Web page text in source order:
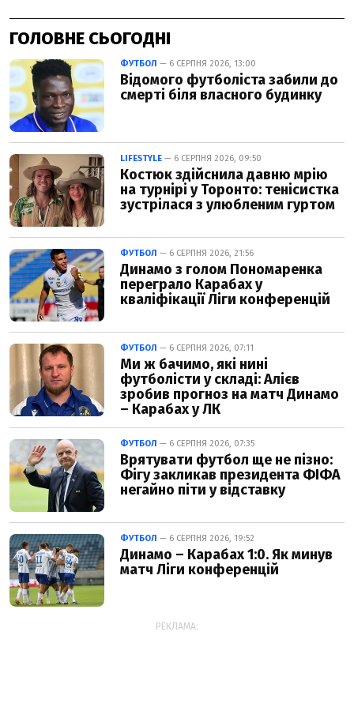
ГОЛОВНЕ СЬОГОДНІ
ФУТБОЛ — 6 СЕРПНЯ 2026, 13:00
Відомого футболіста забили до
смерті біля власного будинку
LIFESTYLE — 6 СЕРПНЯ 2026, 09:50
Костюк здійснила давню мрію
на турнірі у Торонто: тенісистка
зустрілася з улюбленим гуртом
ФУТБОЛ — 6 СЕРПНЯ 2026, 21:56
Динамо з голом Пономаренка
переграло Карабах у
кваліфікації Ліги конференцій
ФУТБОЛ — 6 СЕРПНЯ 2026, 07:11
Ми ж бачимо, які нині
футболісти у складі: Алієв
зробив прогноз на матч Динамо
– Карабах у ЛК
ФУТБОЛ — 6 СЕРПНЯ 2026, 07:35
Врятувати футбол ще не пізно:
Фігу закликав президента ФІФА
негайно піти у відставку
ФУТБОЛ — 6 СЕРПНЯ 2026, 19:52
Динамо – Карабах 1:0. Як минув
матч Ліги конференцій
РЕКЛАМА: